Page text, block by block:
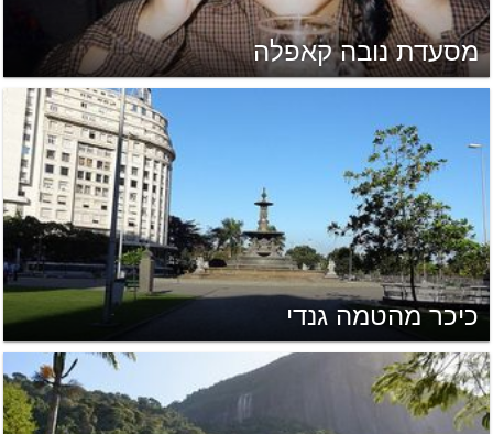
מסעדת נובה קאפלה
כיכר מהטמה גנדי